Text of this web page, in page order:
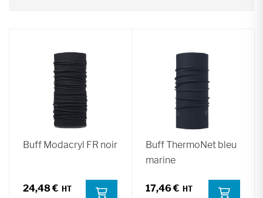
Buff Modacryl FR noir
24,48 €
Buff ThermoNet bleu
marine
17,46 €